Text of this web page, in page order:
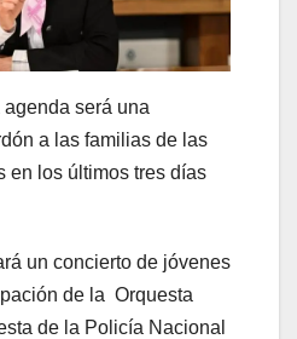
será una
a las familias de las
en los últimos tres días
un concierto de jóvenes
de la Orquesta
de la Policía Nacional